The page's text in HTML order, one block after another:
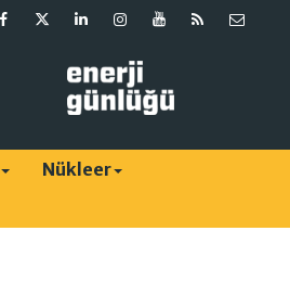
Nükleer